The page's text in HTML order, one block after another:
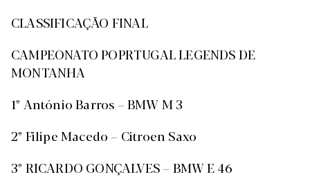
CLASSIFICAÇÃO FINAL
CAMPEONATO POPRTUGAL LEGENDS DE
MONTANHA
1º António Barros – BMW M 3
2º Filipe Macedo – Citroen Saxo
3º RICARDO GONÇALVES – BMW E 46